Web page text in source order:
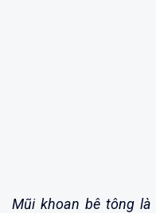
Mũi khoan bê tông